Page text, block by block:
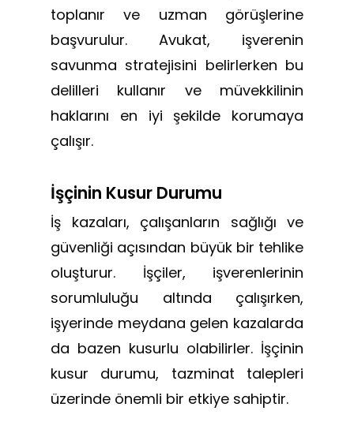
toplanır ve uzman görüşlerine
başvurulur. Avukat, işverenin
savunma stratejisini belirlerken bu
delilleri kullanır ve müvekkilinin
haklarını en iyi şekilde korumaya
çalışır.
İşçinin Kusur Durumu
İş kazaları, çalışanların sağlığı ve
güvenliği açısından büyük bir tehlike
oluşturur. İşçiler, işverenlerinin
sorumluluğu altında çalışırken,
işyerinde meydana gelen kazalarda
da bazen kusurlu olabilirler. İşçinin
kusur durumu, tazminat talepleri
üzerinde önemli bir etkiye sahiptir.